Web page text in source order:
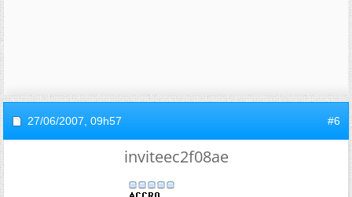
27/06/2007, 09h57 #6
inviteec2f08ae